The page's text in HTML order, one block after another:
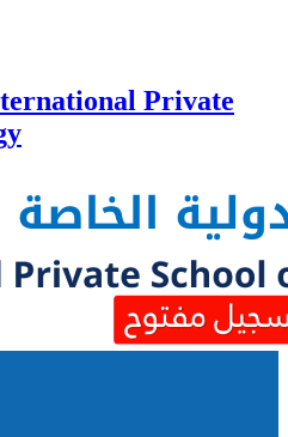
Private